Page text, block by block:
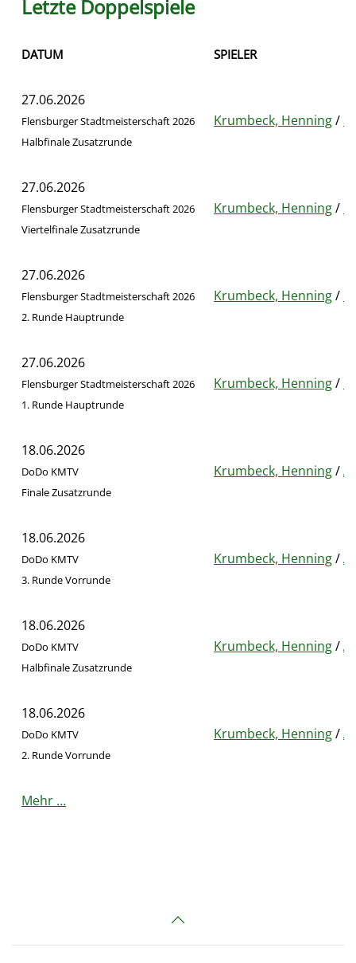
Letzte Doppelspiele
DATUM SPIELER
27.06.2026
Flensburger Stadtmeisterschaft 2026
Halbfinale Zusatzrunde
Krumbeck, Henning/
27.06.2026
Flensburger Stadtmeisterschaft 2026
Viertelfinale Zusatzrunde
Krumbeck, Henning/
27.06.2026
Flensburger Stadtmeisterschaft 2026
2. Runde Hauptrunde
Krumbeck, Henning/
27.06.2026
Flensburger Stadtmeisterschaft 2026
1. Runde Hauptrunde
Krumbeck, Henning/
18.06.2026
DoDo KMTV
Finale Zusatzrunde
Krumbeck, Henning/
18.06.2026
DoDo KMTV
3. Runde Vorrunde
Krumbeck, Henning/
18.06.2026
DoDo KMTV
Halbfinale Zusatzrunde
Krumbeck, Henning/
18.06.2026
DoDo KMTV
2. Runde Vorrunde
Krumbeck, Henning/
Mehr …